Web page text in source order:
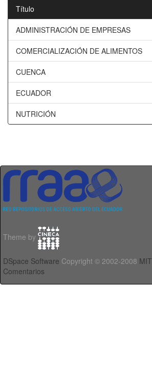
Título
ADMINISTRACIÓN DE EMPRESAS
COMERCIALIZACIÓN DE ALIMENTOS
CUENCA
ECUADOR
NUTRICIÓN
Theme by
DSpace Software Copyright © 2002-2008 MIT
Comentarios